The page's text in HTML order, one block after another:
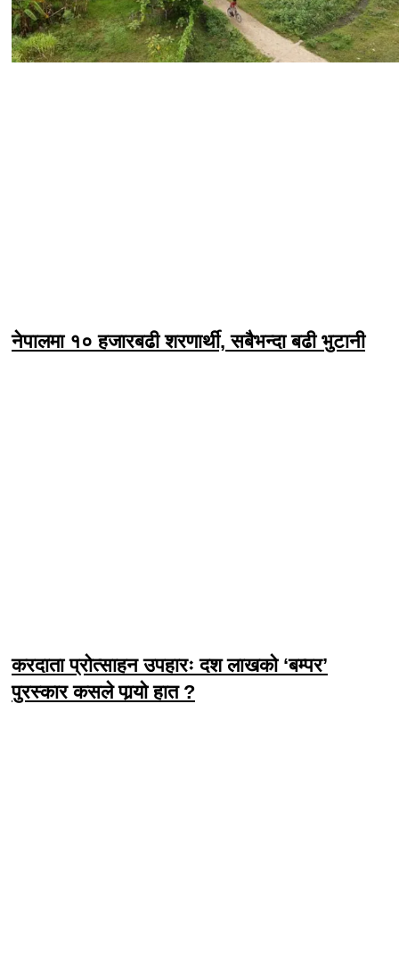
नेपालमा १० हजारबढी शरणार्थी, सबैभन्दा बढी भुटानी
करदाता प्रोत्साहन उपहारः दश लाखको ‘बम्पर’
पुरस्कार कसले पार्‍याे हात ?